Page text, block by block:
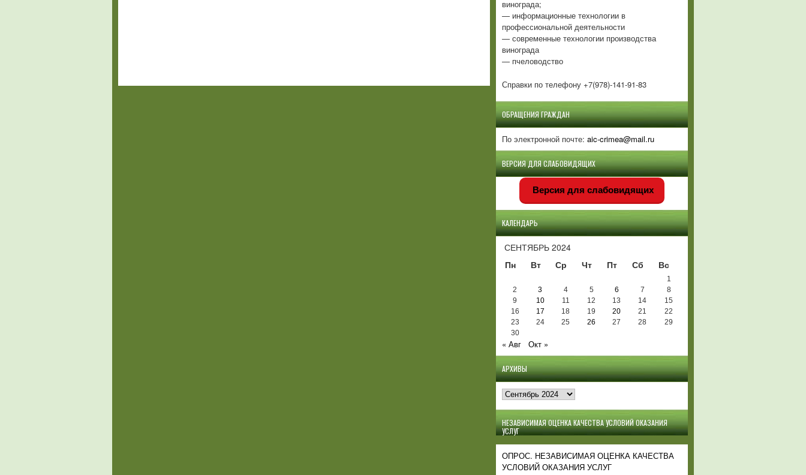
винограда;
— информационные технологии в
профессиональной деятельности
— современные технологии производства
винограда
— пчеловодство
Справки по телефону +7(978)-141-91-83
ОБРАЩЕНИЯ ГРАЖДАН
По электронной почте: aic-crimea@mail.ru
ВЕРСИЯ ДЛЯ СЛАБОВИДЯЩИХ
Версия для слабовидящих
КАЛЕНДАРЬ
СЕНТЯБРЬ 2024
Пн
Вт Ср Чт Пт Сб Вс
1
2
3 4 5 6 7
8
9
10 11 12 13 14
15
16
17 18 19 20 21
22
23
24 25 26 27 28
29
30
« Авг Окт »
АРХИВЫ
Архивы
НЕЗАВИСИМАЯ ОЦЕНКА КАЧЕСТВА УСЛОВИЙ ОКАЗАНИЯ
УСЛУГ
ОПРОС. НЕЗАВИСИМАЯ ОЦЕНКА КАЧЕСТВА
УСЛОВИЙ ОКАЗАНИЯ УСЛУГ